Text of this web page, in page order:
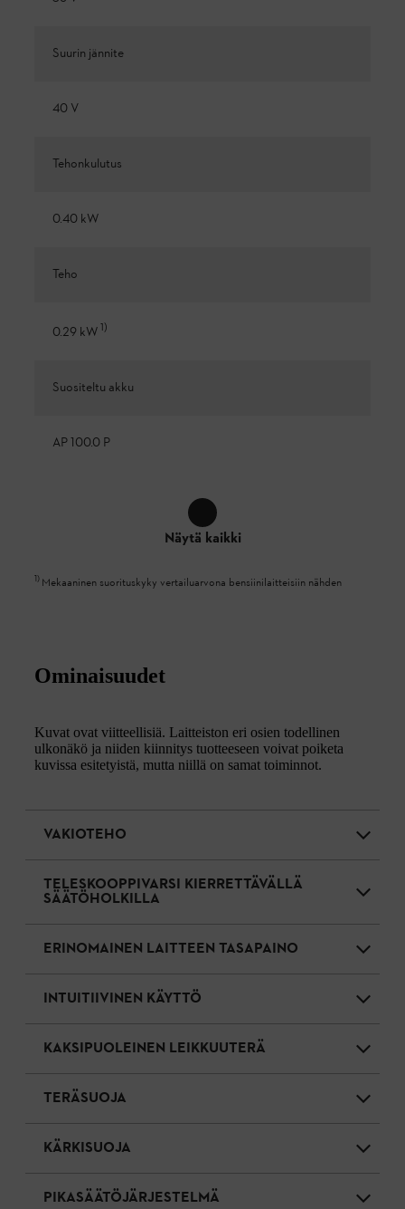
Suurin jännite
40 V
Tehonkulutus
0.40 kW
Teho
0.29 kW1)
Suositeltu akku
AP 100.0 P
Näytä kaikki
1) Mekaaninen suorituskyky vertailuarvona bensiinilaitteisiin nähden
Ominaisuudet
Kuvat ovat viitteellisiä. Laitteiston eri osien todellinen
ulkonäkö ja niiden kiinnitys tuotteeseen voivat poiketa
kuvissa esitetyistä, mutta niillä on samat toiminnot.
VAKIOTEHO
TELESKOOPPIVARSI KIERRETTÄVÄLLÄ
SÄÄTÖHOLKILLA
ERINOMAINEN LAITTEEN TASAPAINO
INTUITIIVINEN KÄYTTÖ
KAKSIPUOLEINEN LEIKKUUTERÄ
TERÄSUOJA
KÄRKISUOJA
PIKASÄÄTÖJÄRJESTELMÄ